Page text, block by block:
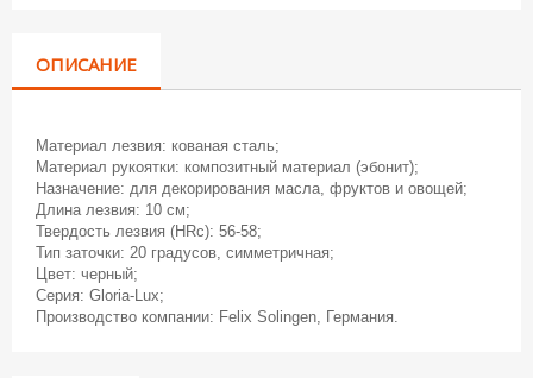
ОПИСАНИЕ
Материал лезвия: кованая сталь;
Материал рукоятки: композитный материал (эбонит);
Назначение: для декорирования масла, фруктов и овощей;
Длина лезвия: 10 см;
Твердость лезвия (HRc): 56-58;
Тип заточки: 20 градусов, симметричная;
Цвет: черный;
Серия: Gloria-Lux;
Производство компании: Felix Solingen, Германия.